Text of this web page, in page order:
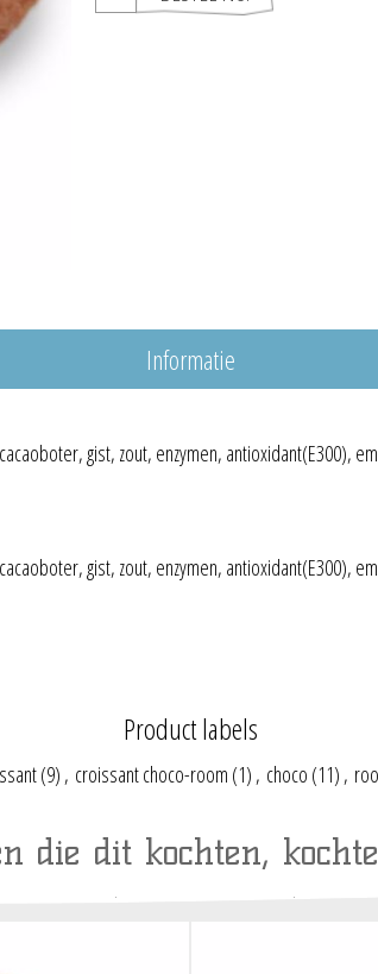
Informatie
gist, zout, enzymen, antioxidant(E300),
gist, zout, enzymen, antioxidant(E300),
Product labels
(9) , croissant choco-room (1) , choco (11) ,
die dit kochten,